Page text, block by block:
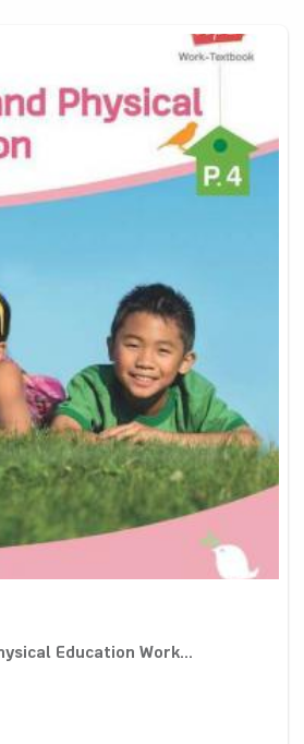
Education Work...